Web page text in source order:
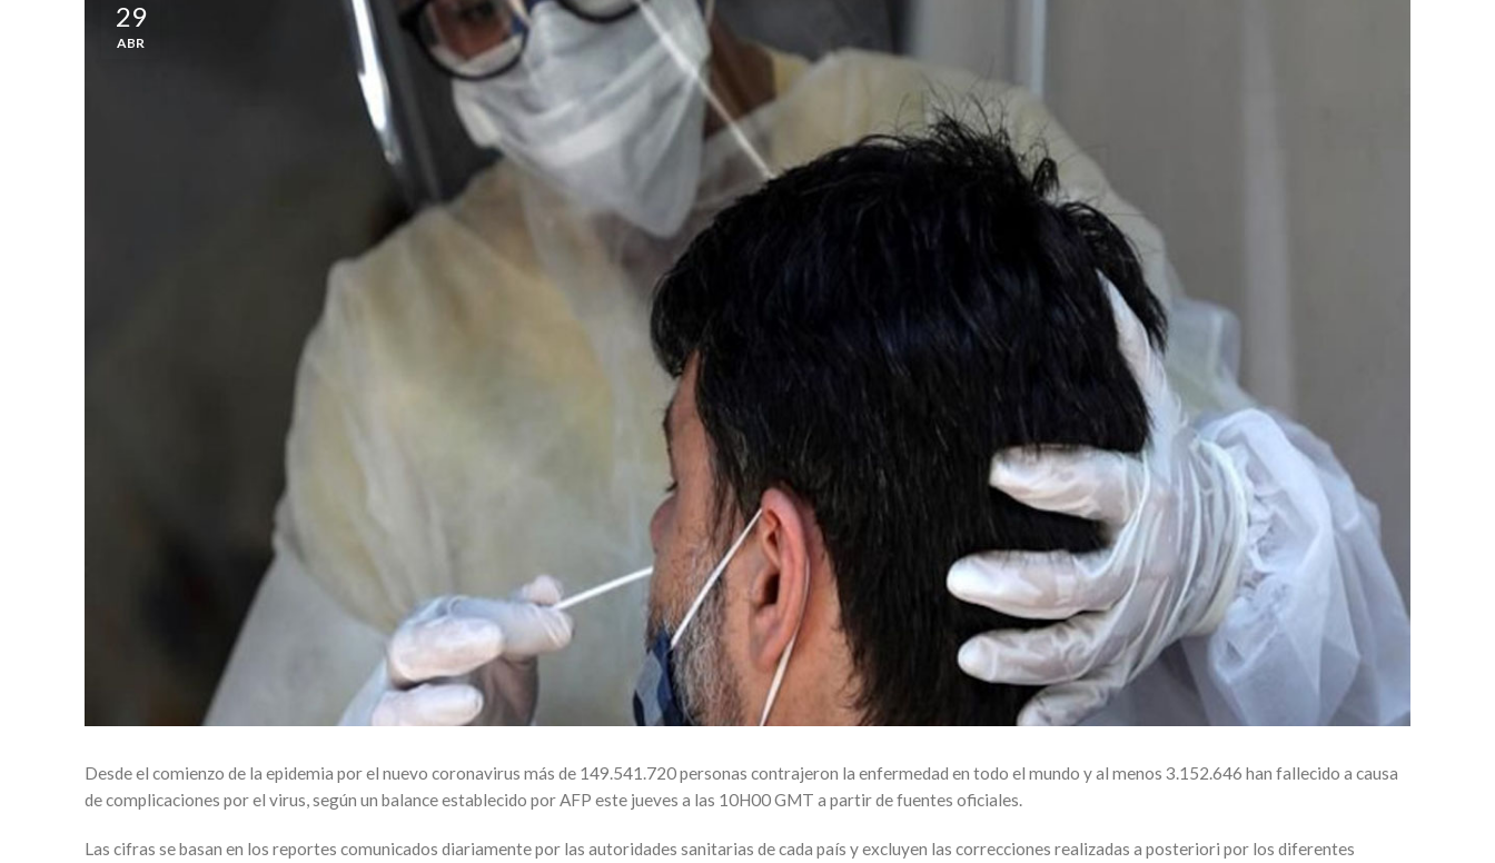
29
ABR
Desde el comienzo de la epidemia por el nuevo coronavirus más de 149.541.720 personas contrajeron la enfermedad en todo el mundo y al menos 3.152.646 han fallecido a causa
de complicaciones por el virus, según un balance establecido por AFP este jueves a las 10H00 GMT a partir de fuentes oficiales.
Las cifras se basan en los reportes comunicados diariamente por las autoridades sanitarias de cada país y excluyen las correcciones realizadas a posteriori por los diferentes